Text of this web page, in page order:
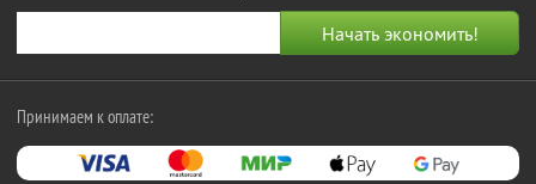
Принимаем к оплате: